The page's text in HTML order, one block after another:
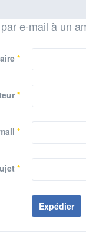
e-mail à un
*
*
*
*
Expédier